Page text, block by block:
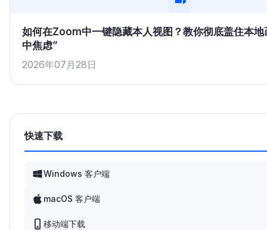
如何在Zoom中一键隐藏本人视图？教你彻底盖住本地
中焦虑”
2026年07月28日
快速下载
Windows 客户端
macOS 客户端
移动端下载